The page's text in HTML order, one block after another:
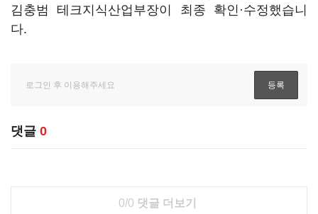
김충범 테크지식산업부장이 최종 확인·수정했습니
다.
댓글 0
0/0 댓글 더보기